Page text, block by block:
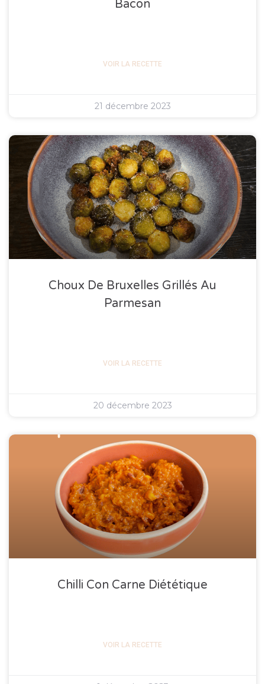
Bacon
VOIR LA RECETTE
21 décembre 2023
Choux De Bruxelles Grillés Au
Parmesan
VOIR LA RECETTE
20 décembre 2023
Chilli Con Carne Diététique
VOIR LA RECETTE